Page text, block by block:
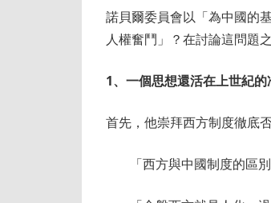
諾貝爾委員會以「為中國的
人權奮鬥」？在討論這問題
1、一個思想還活在上世紀
首先，他崇拜西方制度徹底
「西方與中國制度的區